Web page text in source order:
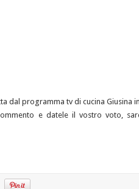
dal programma tv di cucina Giusina
e datele il vostro voto,